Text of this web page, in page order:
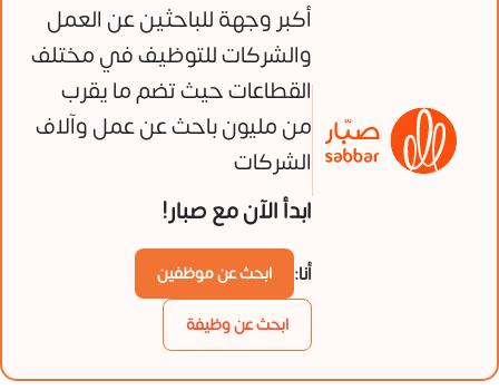
أكبر وجهة للباحثين عن العمل
والشركات للتوظيف في مختلف
القطاعات حيث تضم ما يقرب
من مليون باحث عن عمل وآلاف
الشركات
ابدأ الآن مع صبار!
أنا:
ابحث عن موظفين
ابحث عن وظيفة